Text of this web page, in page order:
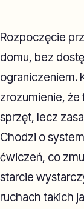
Rozpoczęcie
domu, bez
ograniczeniem.
zrozumienie, że
sprzęt, lecz
Chodzi o
ćwiczeń, co
starcie
ruchach takich